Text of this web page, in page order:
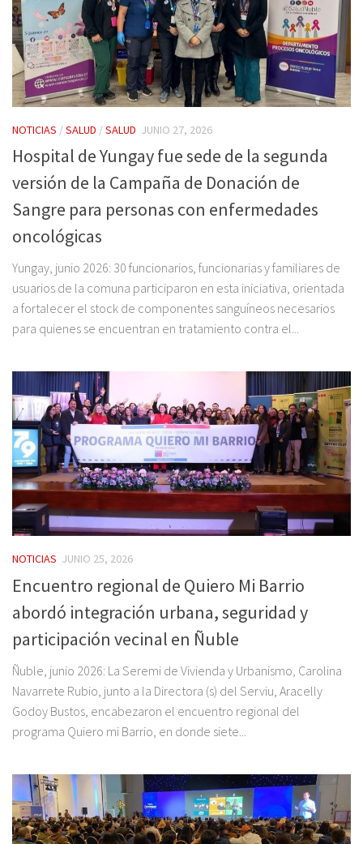
NOTICIAS /SALUD /SALUD JUNIO 27, 2026
Hospital de Yungay fue sede de la segunda
versión de la Campaña de Donación de
Sangre para personas con enfermedades
oncológicas
Yungay, junio 2026: 30 funcionarios, funcionarias y familiares de
usuarios de la comuna participaron en esta iniciativa, orientada
a fortalecer el stock de componentes sanguíneos necesarios
para quienes se encuentran en tratamiento contra el...
NOTICIAS JUNIO 25, 2026
Encuentro regional de Quiero Mi Barrio
abordó integración urbana, seguridad y
participación vecinal en Ñuble
Ñuble, junio 2026: La Seremi de Vivienda y Urbanismo, Carolina
Navarrete Rubio, junto a la Directora (s) del Serviu, Aracelly
Godoy Bustos, encabezaron el encuentro regional del
programa Quiero mi Barrio, en donde siete...